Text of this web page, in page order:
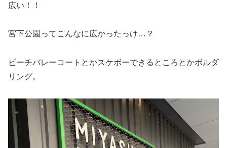
広い！！
宮下公園ってこんなに広かったっけ…？
ビーチバレーコートとかスケボーできるところとかボルダ
リング。